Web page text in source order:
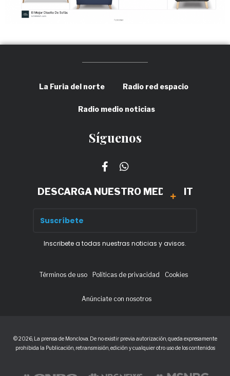
La Furia del norte Radio red espacio
Radio medio noticias
Síguenos
DESCARGA NUESTRO MEDIA KIT
Inscribete a todas nuestras noticias y avisos.
Términos de uso Políticas de privacidad Cookies
Anúnciate con nosotros
© 2026, La prensa de Monclova. De no existir previa autorización, queda expresamente
prohibida la Publicación, retransmisión, edición y cualquier otro uso de los contenidos